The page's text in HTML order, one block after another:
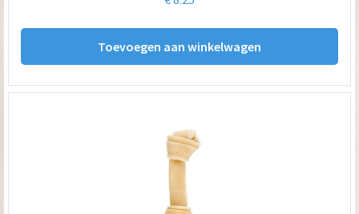
Toevoegen aan winkelwagen